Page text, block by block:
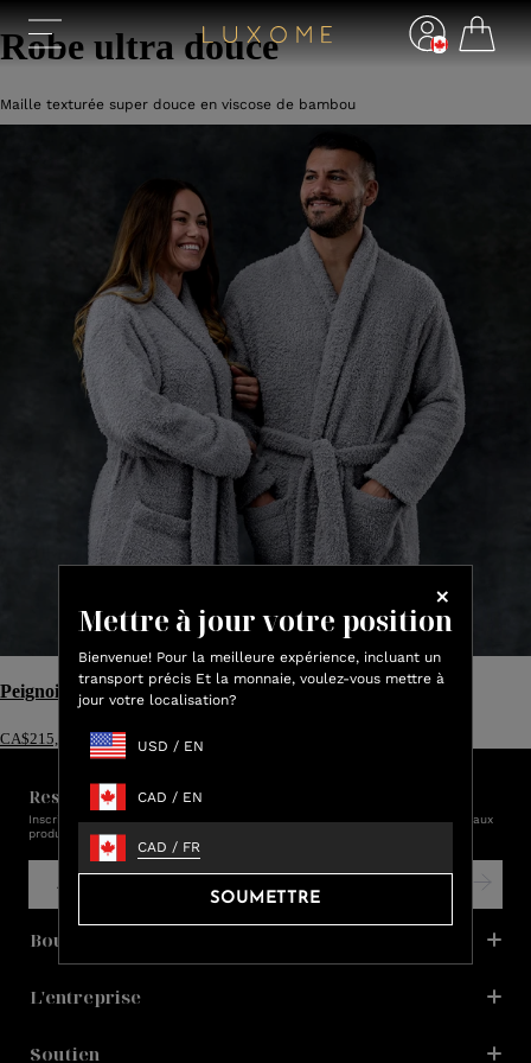
Mettre à jour votre position
Bienvenue! Pour la meilleure expérience, incluant un
transport précis Et la monnaie, voulez-vous mettre à
jour votre localisation?
USD / EN
CAD / EN
CAD / FR
SOUMETTRE
Robe ultra douce
Maille texturée super douce en viscose de bambou
Peignoir ultra moelleux
CA$215,00
Restez en contact avec nous!
Inscrivez-vous et soyez le premier à être informé des promotions, des nouveaux
produits et des ventes.
Boutique
L'entreprise
Soutien